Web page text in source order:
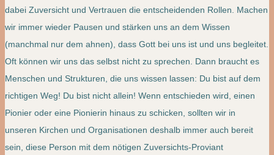
dabei Zuversicht und Vertrauen die entscheidenden Rollen. Machen
wir immer wieder Pausen und stärken uns an dem Wissen
(manchmal nur dem ahnen), dass Gott bei uns ist und uns begleitet.
Oft können wir uns das selbst nicht zu sprechen. Dann braucht es
Menschen und Strukturen, die uns wissen lassen: Du bist auf dem
richtigen Weg! Du bist nicht allein! Wenn entschieden wird, einen
Pionier oder eine Pionierin hinaus zu schicken, sollten wir in
unseren Kirchen und Organisationen deshalb immer auch bereit
sein, diese Person mit dem nötigen Zuversichts-Proviant